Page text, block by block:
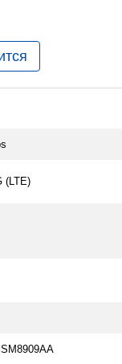
(LTE)